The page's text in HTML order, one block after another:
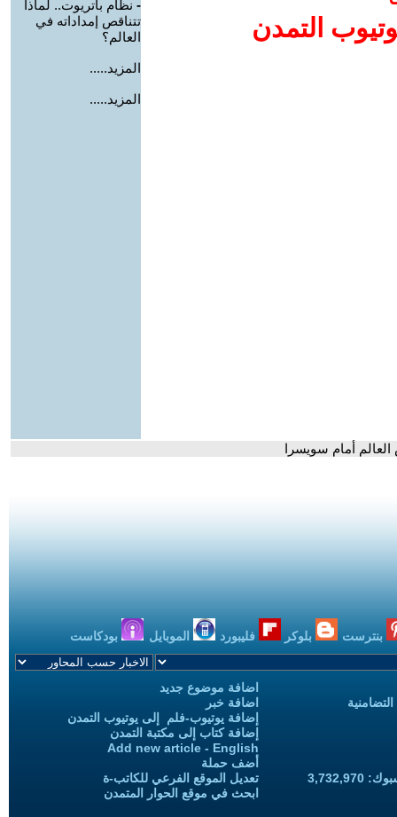
التمدن
- نظام باتريوت.. لماذا
تتناقص إمداداته في
العالم؟
المزيد.....
المزيد.....
أمام سويسرا
بنترست بلوكر فليبورد الموبايل بودكاست
اضافة موضوع جديد
اضافة خبر
إضافة يوتيوب-فلم إلى يوتيوب التمدن
إضافة كتاب إلى مكتبة التمدن
Add new article - English
أضف حملة
تعديل الموقع الفرعي للكاتب-ة
ابحث في موقع الحوار المتمدن